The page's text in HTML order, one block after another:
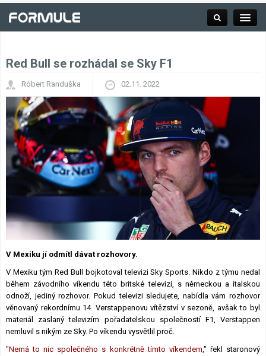
Závodní série
Kalendář F1
Výsledky F1
Týmy a jezdci F1
Lexikon F1
Red Bull se rozhádal se Sky F1
Róbert Randuška 02.11. 2022
V Mexiku jí odmítl dávat rozhovory.
V Mexiku tým Red Bull bojkotoval televizi Sky Sports. Nikdo z týmu nedal
během závodního víkendu této britské televizi, s německou a italskou
odnoží, jediný rozhovor. Pokud televizi sledujete, nabídla vám rozhovor
věnovaný rekordnímu 14. Verstappenovu vítězství v sezoně, avšak to byl
materiál zaslaný televizím pořadatelskou společností F1, Verstappen
nemluvil s nikým ze Sky. Po víkendu vysvětlil proč.
"Nemá to nic společného s konkrétně tímto víkendem," řekl staronový